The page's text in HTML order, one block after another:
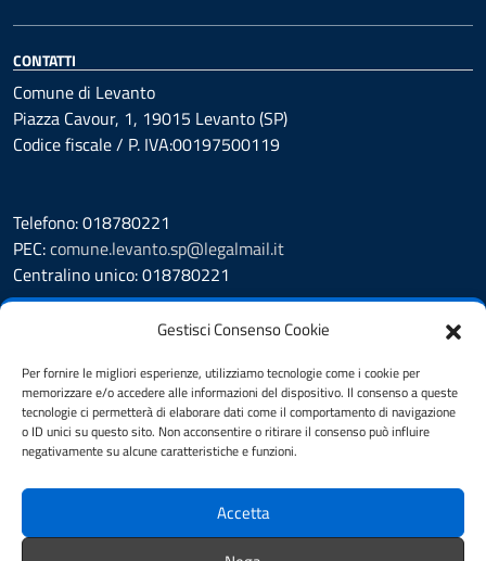
Gestisci Consenso Cookie
Per fornire le migliori esperienze, utilizziamo tecnologie come i cookie per
memorizzare e/o accedere alle informazioni del dispositivo. Il consenso a queste
tecnologie ci permetterà di elaborare dati come il comportamento di navigazione
o ID unici su questo sito. Non acconsentire o ritirare il consenso può influire
negativamente su alcune caratteristiche e funzioni.
Accetta
CONTATTI
Comune di Levanto
Piazza Cavour, 1, 19015 Levanto (SP)
Codice fiscale / P. IVA:00197500119
Telefono: 018780221
PEC:comune.levanto.sp@legalmail.it
Centralino unico: 018780221
Prenotazione appuntamento
Segnalazione disservizio
Whistleblowing
Amministrazione Trasparente
Albo Pretorio
Informativa privacy
Dichiarazione di accessibilità